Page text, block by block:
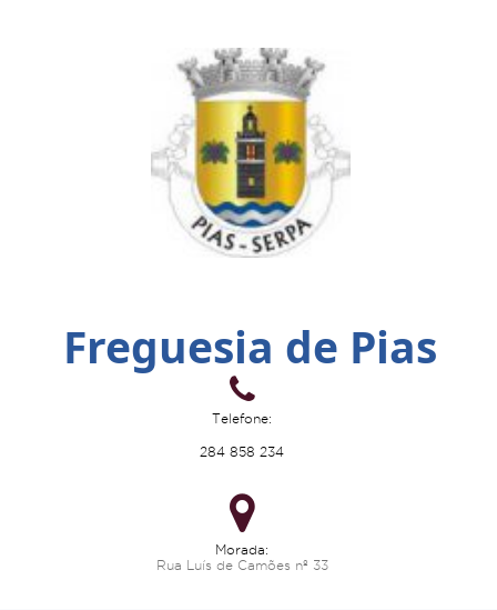
Freguesia de Pias
Telefone:
284 858 234
Morada:
Rua Luís de Camões nº 33